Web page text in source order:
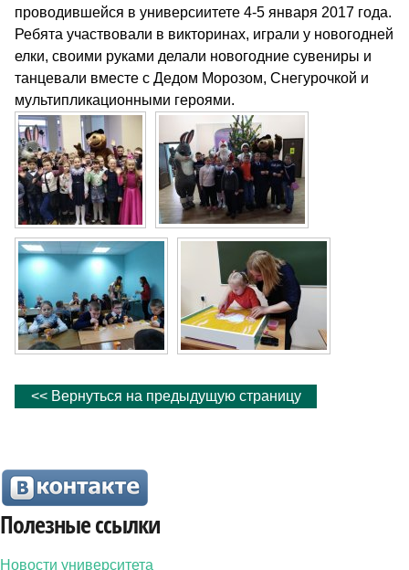
проводившейся в универсиитете 4-5 января 2017 года.
Ребята участвовали в викторинах, играли у новогодней
елки, своими руками делали новогодние сувениры и
танцевали вместе с Дедом Морозом, Снегурочкой и
мультипликационными героями.
<< Вернуться на предыдущую страницу
Полезные ссылки
Новости университета